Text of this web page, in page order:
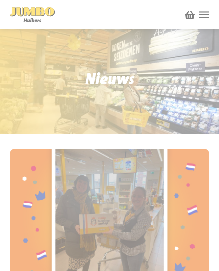
Winkels
P.W.A. Park
Bruïneplein
Nieuws
Acties
Werken bij Jumbo Huibers
Vacatures en Solliciteren
Werken en leren
Jumbo.com
BBQ gigant webshop
Jumbo Huibers Specials
Nieuws